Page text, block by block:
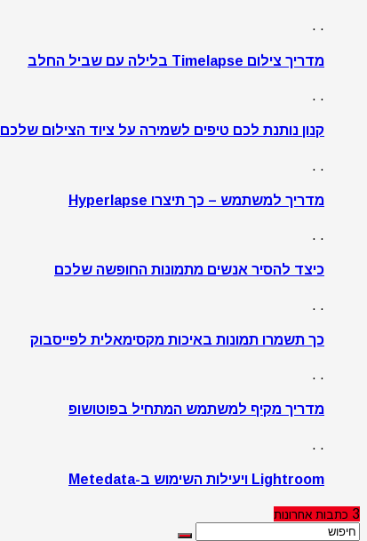
. .
מדריך צילום Timelapse בלילה עם שביל החלב
. .
קנון נותנת לכם טיפים לשמירה על ציוד הצילום שלכם
. .
מדריך למשתמש – כך תיצרו Hyperlapse
. .
כיצד להסיר אנשים מתמונות החופשה שלכם
. .
כך תשמרו תמונות באיכות מקסימאלית לפייסבוק
. .
מדריך מקיף למשתמש המתחיל בפוטושופ
. .
Lightroom ויעילות השימוש ב-Metedata
3 כתבות אחרונות